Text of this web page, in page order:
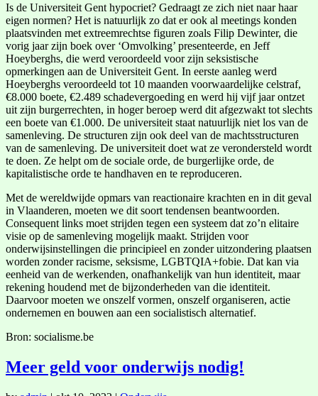
Is de Universiteit Gent hypocriet? Gedraagt ze zich niet naar haar
eigen normen? Het is natuurlijk zo dat er ook al meetings konden
plaatsvinden met extreemrechtse figuren zoals Filip Dewinter, die
vorig jaar zijn boek over ‘Omvolking’ presenteerde, en Jeff
Hoeyberghs, die werd veroordeeld voor zijn seksistische
opmerkingen aan de Universiteit Gent. In eerste aanleg werd
Hoeyberghs veroordeeld tot 10 maanden voorwaardelijke celstraf,
€8.000 boete, €2.489 schadevergoeding en werd hij vijf jaar ontzet
uit zijn burgerrechten, in hoger beroep werd dit afgezwakt tot slechts
een boete van €1.000. De universiteit staat natuurlijk niet los van de
samenleving. De structuren zijn ook deel van de machtsstructuren
van de samenleving. De universiteit doet wat ze verondersteld wordt
te doen. Ze helpt om de sociale orde, de burgerlijke orde, de
kapitalistische orde te handhaven en te reproduceren.
Met de wereldwijde opmars van reactionaire krachten en in dit geval
in Vlaanderen, moeten we dit soort tendensen beantwoorden.
Consequent links moet strijden tegen een systeem dat zo’n elitaire
visie op de samenleving mogelijk maakt. Strijden voor
onderwijsinstellingen die principieel en zonder uitzondering plaatsen
worden zonder racisme, seksisme, LGBTQIA+fobie. Dat kan via
eenheid van de werkenden, onafhankelijk van hun identiteit, maar
rekening houdend met de bijzonderheden van die identiteit.
Daarvoor moeten we onszelf vormen, onszelf organiseren, actie
ondernemen en bouwen aan een socialistisch alternatief.
Bron: socialisme.be
Meer geld voor onderwijs nodig!